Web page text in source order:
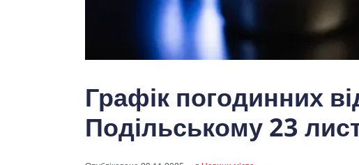
Графік погодинних
Подільському 23